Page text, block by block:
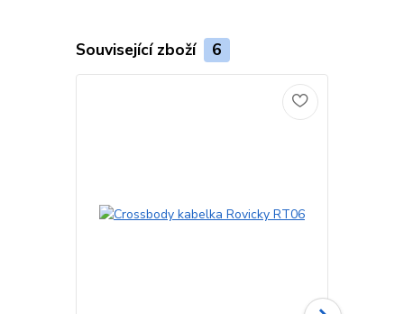
Související zboží 6